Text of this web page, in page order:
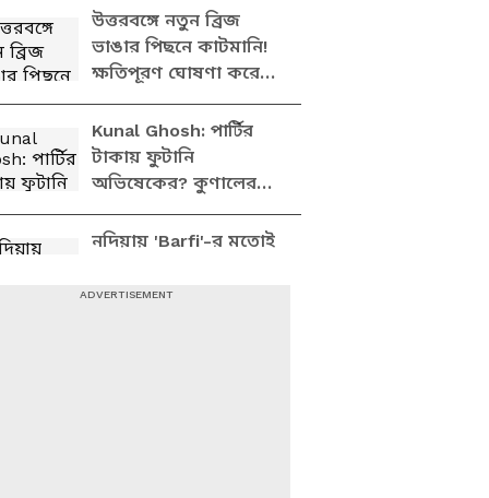
ওঠা বার্তা
উত্তরবঙ্গে নতুন ব্রিজ
ভাঙার পিছনে কাটমানি!
ক্ষতিপূরণ ঘোষণা করে
ইঙ্গিত মুখ্যমন্ত্রীর
Kunal Ghosh: পার্টির
টাকায় ফুটানি
অভিষেকের? কুণালের
মুখে চমকে দেওয়া মন্তব্য
নদিয়ায় 'Barfi'-র মতোই
ফেসবুকের দৌলতে, দেখুন